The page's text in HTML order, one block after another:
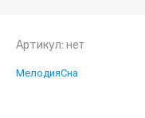
Артикул: нет
МелодияСна